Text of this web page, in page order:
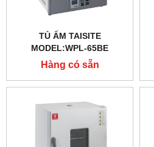
TỦ ẤM TAISITE
MODEL:WPL-65BE
Hàng có sẵn